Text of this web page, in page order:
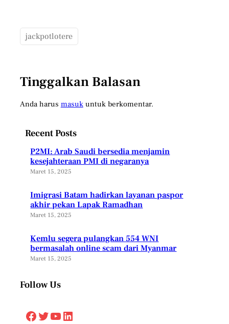
jackpotlotere
Tinggalkan Balasan
Anda harus masukuntuk berkomentar.
Recent Posts
P2MI: Arab Saudi bersedia menjamin
kesejahteraan PMI di negaranya
Maret 15, 2025
Imigrasi Batam hadirkan layanan paspor
akhir pekan Lapak Ramadhan
Maret 15, 2025
Kemlu segera pulangkan 554 WNI
bermasalah online scam dari Myanmar
Maret 15, 2025
Follow Us
Facebook Twitter YouTube LinkedIn